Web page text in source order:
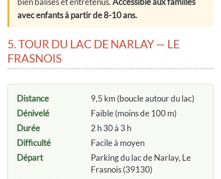
bien balisés et entretenus. Accessible aux familles
avec enfants à partir de 8-10 ans.
5. TOUR DU LAC DE NARLAY — LE
FRASNOIS
Distance
9,5 km (boucle autour du lac)
Dénivelé
Faible (moins de 100 m)
Durée
2 h 30 à 3 h
Difficulté
Facile à moyen
Départ
Parking du lac de Narlay, Le
Frasnois (39130)